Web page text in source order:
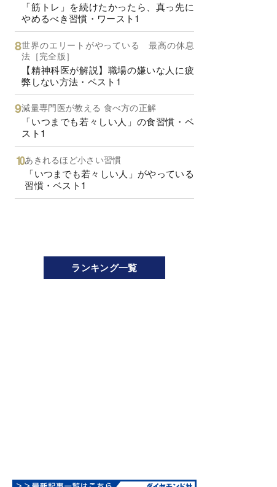
「筋トレ」を続けたかったら、真っ先に
やめるべき習慣・ワースト1
世界のエリートがやっている 最高の休息
法［完全版］
【精神科医が解説】職場の嫌いな人に疲
弊しない方法・ベスト1
減量専門医が教える 食べ方の正解
「いつまでも若々しい人」の食習慣・ベ
スト1
あきれるほど小さい習慣
「いつまでも若々しい人」がやっている
習慣・ベスト1
ランキング一覧